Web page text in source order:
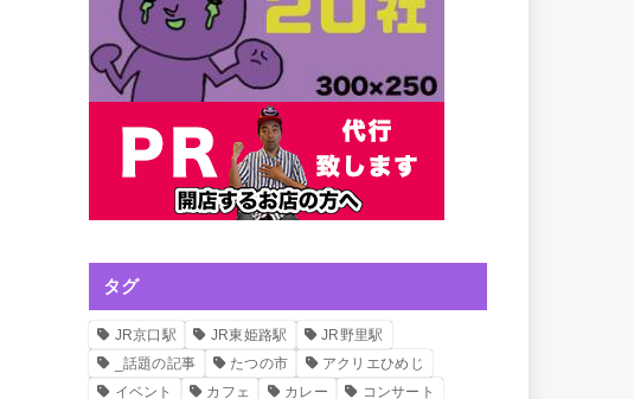
タグ
JR京口駅 JR東姫路駅
JR野里駅
_話題の記事
たつの市
アクリエひめじ
イベント
カフェ カレー コンサート